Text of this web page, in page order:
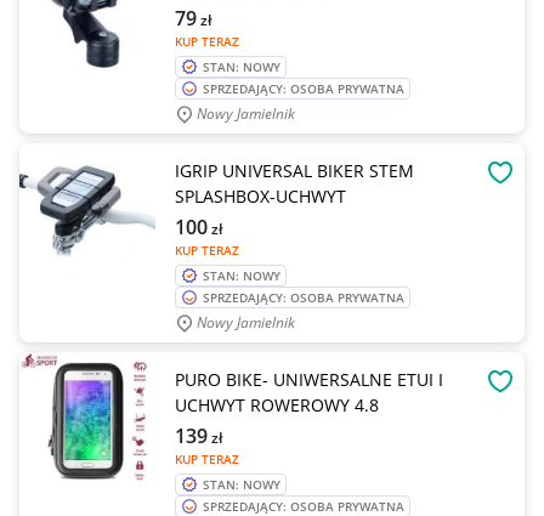
KUP TERAZ
79zł
STAN: NOWY
SPRZEDAJĄCY: OSOBA PRYWATNA
Nowy Jamielnik
IGRIP UNIVERSAL BIKER STEM
SPLASHBOX-UCHWYT
KUP TERAZ
100zł
STAN: NOWY
SPRZEDAJĄCY: OSOBA PRYWATNA
Nowy Jamielnik
PURO BIKE- UNIWERSALNE ETUI I
UCHWYT ROWEROWY 4.8
KUP TERAZ
139zł
STAN: NOWY
SPRZEDAJĄCY: OSOBA PRYWATNA